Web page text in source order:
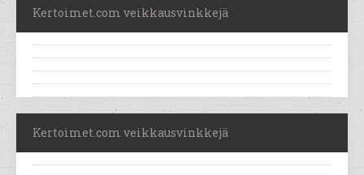
Kertoimet.com veikkausvinkkejä
Kertoimet.com veikkausvinkkejä